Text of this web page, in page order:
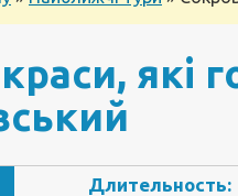
які
Длительность: